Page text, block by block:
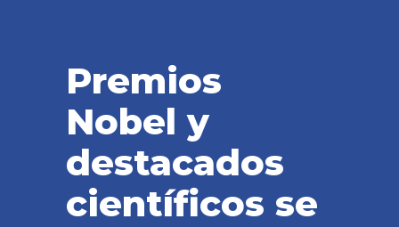
Premios
Nobel y
destacados
científicos se